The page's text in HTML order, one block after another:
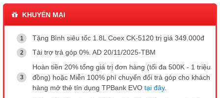
KHUYẾN MẠI
Tặng Bình siêu tốc 1.8L Coex CK-5120 trị giá 349.000đ
Tài trợ trả góp 0%. AD 20/11/2025-TBM
Hoàn tiền 20% tổng giá trị đơn hàng (tối đa 500K - 1 triệu
đồng) hoặc Miễn 100% phí chuyển đổi trả góp cho khách
hàng mở thẻ tín dụng TPBank EVO tại đây.